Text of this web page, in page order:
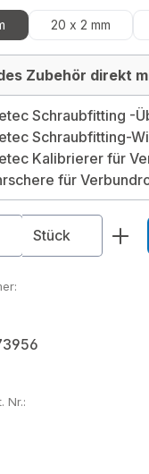
20 x 2 mm
Zubehör direkt
für
Anzahl:
Stück
Nr.: